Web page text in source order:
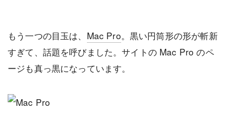
もう一つの目玉は、 Mac Pro。黒い円筒形の形が斬新
すぎて、話題を呼びました。サイトの Mac Pro のペ
ージも真っ黒になっています。